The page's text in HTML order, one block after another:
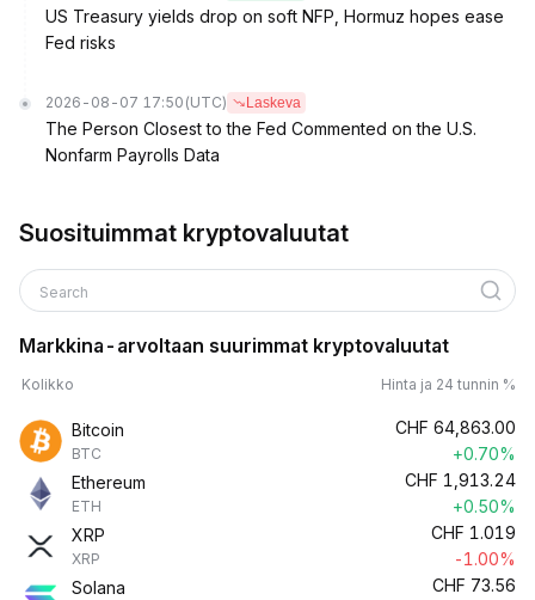
US Treasury yields drop on soft NFP, Hormuz hopes ease
Fed risks
2026-08-07 17:50 (UTC) Laskeva
The Person Closest to the Fed Commented on the U.S.
Nonfarm Payrolls Data
Suosituimmat kryptovaluutat
Search
Markkina-arvoltaan suurimmat kryptovaluutat
Kolikko Hinta ja 24 tunnin %
Bitcoin
BTC
CHF 64,863.00
+0.70%
Ethereum
ETH
CHF 1,913.24
+0.50%
XRP
XRP
CHF 1.019
-1.00%
Solana
CHF 73.56